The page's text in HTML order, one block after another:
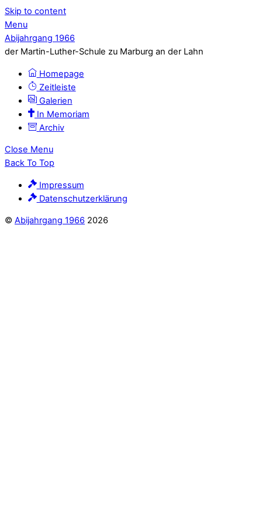
Skip to content
Menu
Abijahrgang 1966
der Martin-Luther-Schule zu Marburg an der Lahn
Homepage
Zeitleiste
Galerien
In Memoriam
Archiv
Close Menu
Back To Top
Impressum
Datenschutzerklärung
© Abijahrgang 1966 2026